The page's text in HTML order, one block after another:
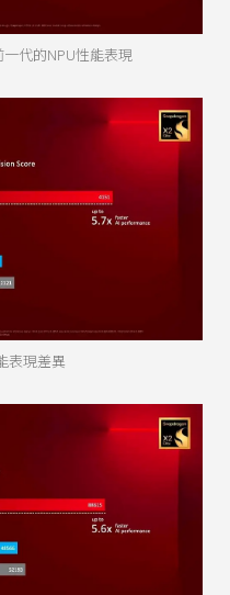
代的NPU性能表現
表現差異